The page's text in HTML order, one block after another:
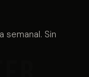
semanal. Sin